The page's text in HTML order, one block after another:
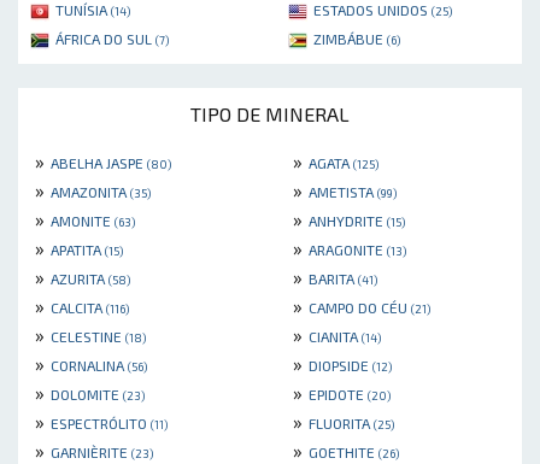
TUNÍSIA (14) ESTADOS UNIDOS (25)
ÁFRICA DO SUL (7) ZIMBÁBUE (6)
TIPO DE MINERAL
» ABELHA JASPE (80) » AGATA (125)
» AMAZONITA (35) » AMETISTA (99)
» AMONITE (63) » ANHYDRITE (15)
» APATITA (15) » ARAGONITE (13)
» AZURITA (58) » BARITA (41)
» CALCITA (116) » CAMPO DO CÉU (21)
» CELESTINE (18) » CIANITA (14)
» CORNALINA (56) » DIOPSIDE (12)
» DOLOMITE (23) » EPIDOTE (20)
» ESPECTRÓLITO (11) » FLUORITA (25)
» GARNIÈRITE (23) » GOETHITE (26)